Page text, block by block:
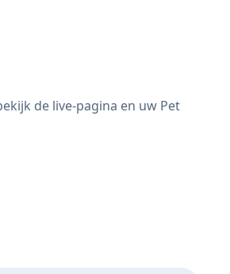
de live-pagina en uw Pet